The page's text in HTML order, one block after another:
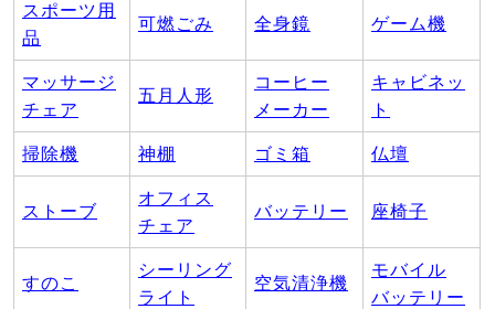
スポーツ用
品
可燃ごみ 全身鏡 ゲーム機
マッサージ
チェア
五月人形
コーヒー
メーカー
キャビネッ
ト
掃除機 神棚 ゴミ箱 仏壇
ストーブ
オフィス
チェア
バッテリー 座椅子
すのこ
シーリング
ライト
空気清浄機
モバイル
バッテリー